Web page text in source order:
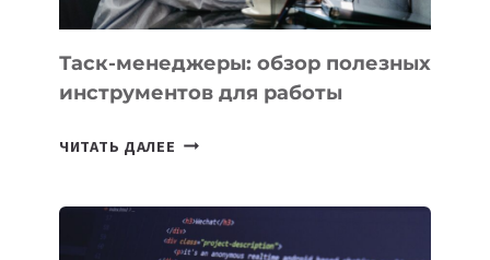
Таск-менеджеры: обзор полезных
инструментов для работы
ЧИТАТЬ ДАЛЕЕ ТАСК-
ПОЛЕЗНЫХ
ИНСТРУМЕНТОВ